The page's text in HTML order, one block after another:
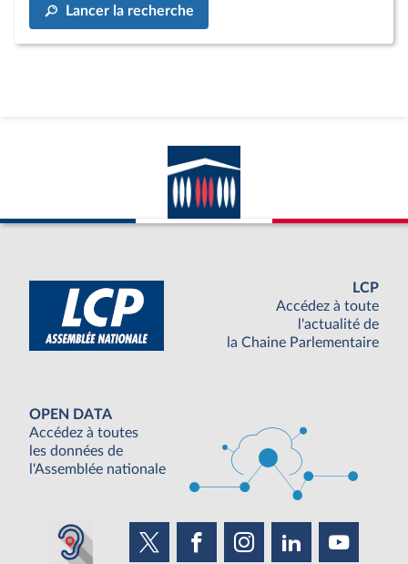
Lancer la recherche
LCP
Accédez à toute
l'actualité de
la Chaine Parlementaire
OPEN DATA
Accédez à toutes
les données de
l'Assemblée nationale